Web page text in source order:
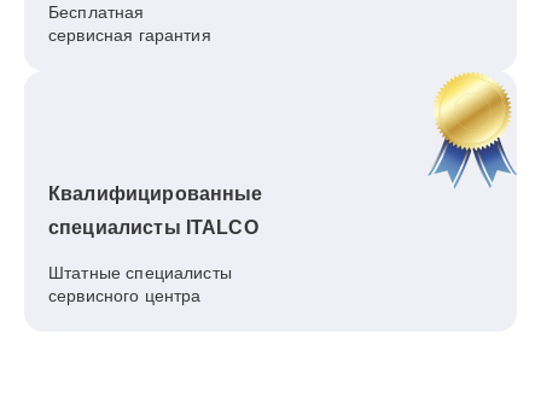
Бесплатная
сервисная гарантия
Квалифицированные
специалисты ITALCO
Штатные специалисты
сервисного центра